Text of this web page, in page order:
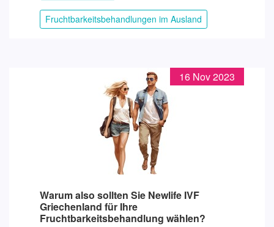
Fruchtbarkeitsbehandlungen im Ausland
16 Nov 2023
Warum also sollten Sie Newlife IVF
Griechenland für Ihre
Fruchtbarkeitsbehandlung wählen?